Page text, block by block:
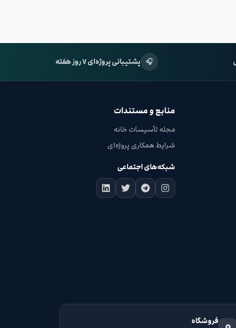
🎧 پشتیبانی پروژه‌ای ۷ روز هفته
منابع و مستندات
مجله تأسیسات خانه
شرایط همکاری پروژه‌ای
شبکه‌های اجتماعی
فروشگاه